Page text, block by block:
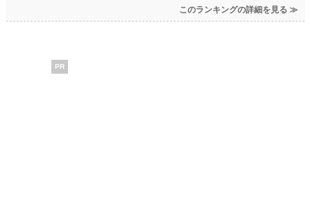
このランキングの詳細を見る ≫
PR